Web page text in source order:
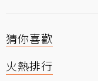
猜你喜歡
火熱排行